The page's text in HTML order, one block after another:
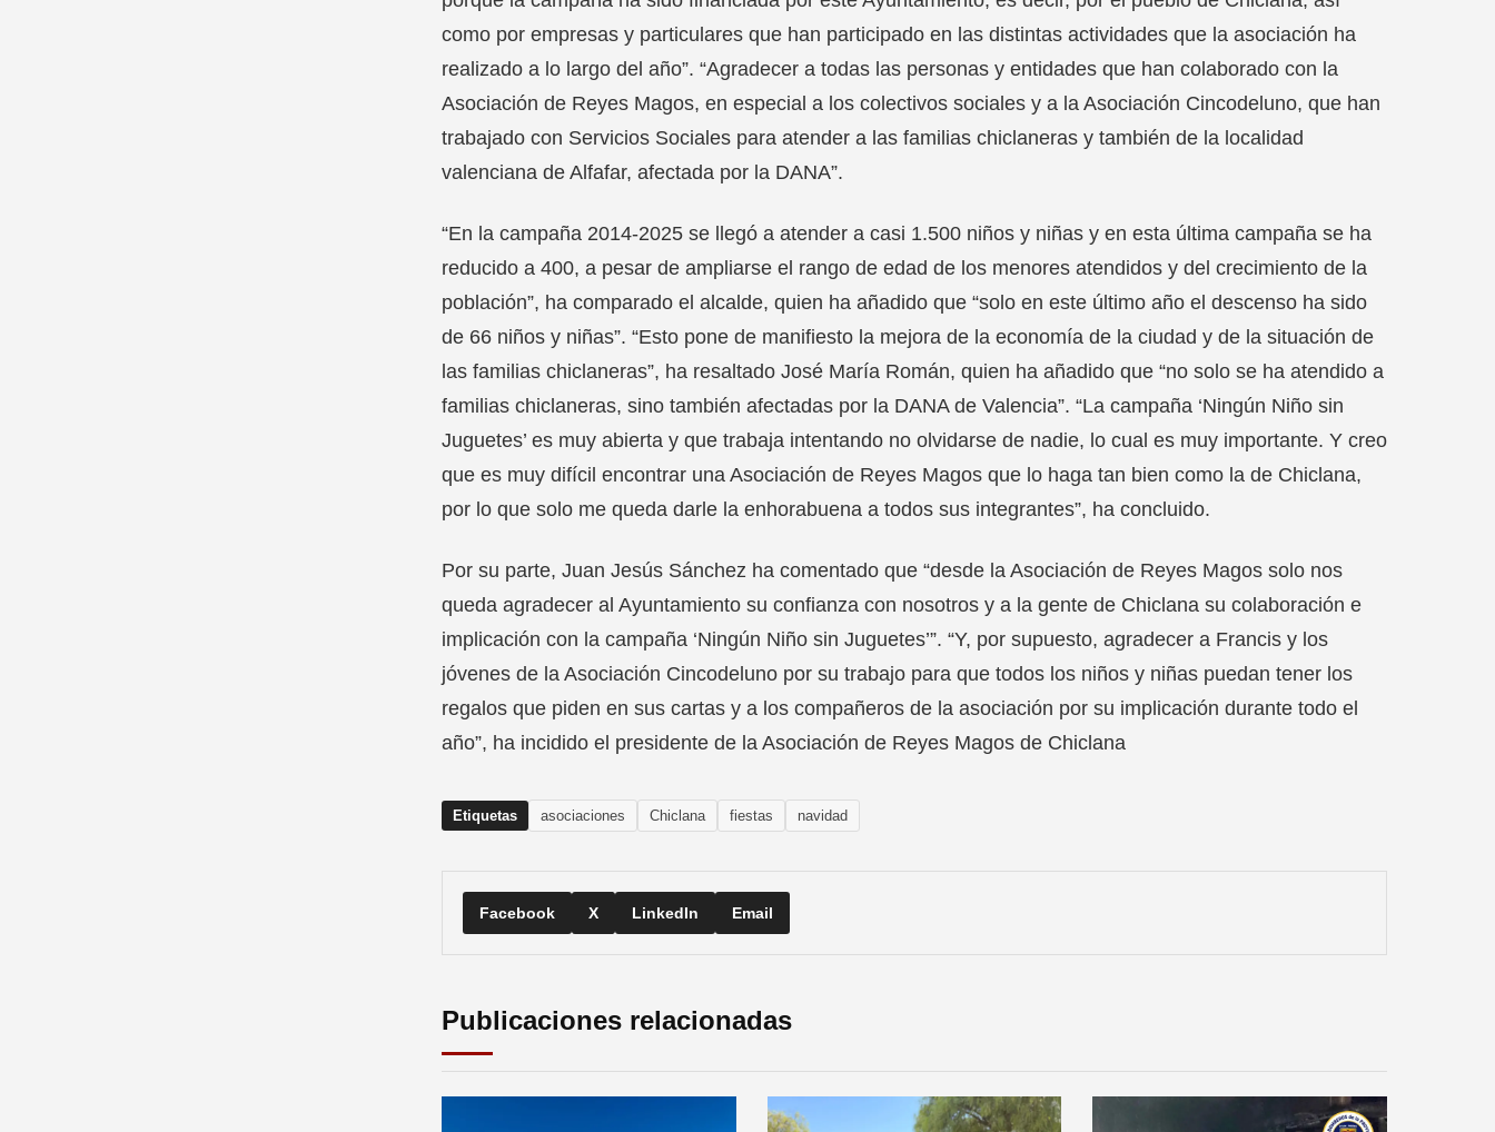
como por empresas y particulares que han participado en las distintas actividades que la asociación ha
realizado a lo largo del año”. “Agradecer a todas las personas y entidades que han colaborado con la
Asociación de Reyes Magos, en especial a los colectivos sociales y a la Asociación Cincodeluno, que han
trabajado con Servicios Sociales para atender a las familias chiclaneras y también de la localidad
valenciana de Alfafar, afectada por la DANA”.
“En la campaña 2014-2025 se llegó a atender a casi 1.500 niños y niñas y en esta última campaña se ha
reducido a 400, a pesar de ampliarse el rango de edad de los menores atendidos y del crecimiento de la
población”, ha comparado el alcalde, quien ha añadido que “solo en este último año el descenso ha sido
de 66 niños y niñas”. “Esto pone de manifiesto la mejora de la economía de la ciudad y de la situación de
las familias chiclaneras”, ha resaltado José María Román, quien ha añadido que “no solo se ha atendido a
familias chiclaneras, sino también afectadas por la DANA de Valencia”. “La campaña ‘Ningún Niño sin
Juguetes’ es muy abierta y que trabaja intentando no olvidarse de nadie, lo cual es muy importante. Y creo
que es muy difícil encontrar una Asociación de Reyes Magos que lo haga tan bien como la de Chiclana,
por lo que solo me queda darle la enhorabuena a todos sus integrantes”, ha concluido.
Por su parte, Juan Jesús Sánchez ha comentado que “desde la Asociación de Reyes Magos solo nos
queda agradecer al Ayuntamiento su confianza con nosotros y a la gente de Chiclana su colaboración e
implicación con la campaña ‘Ningún Niño sin Juguetes’”. “Y, por supuesto, agradecer a Francis y los
jóvenes de la Asociación Cincodeluno por su trabajo para que todos los niños y niñas puedan tener los
regalos que piden en sus cartas y a los compañeros de la asociación por su implicación durante todo el
año”, ha incidido el presidente de la Asociación de Reyes Magos de Chiclana
Etiquetas asociaciones Chiclana fiestas navidad
Facebook X LinkedIn Email
Publicaciones relacionadas